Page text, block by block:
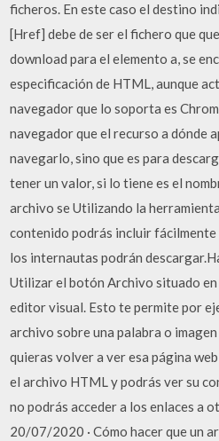
ficheros. En este caso el destino
[Href] debe de ser el fichero que
download para el elemento a, se
especificación de HTML, aunque
navegador que lo soporta es
navegador que el recurso a dónde
navegarlo, sino que es para
tener un valor, si lo tiene es el
archivo se Utilizando la
contenido podrás incluir
los internautas podrán
Utilizar el botón Archivo situado
editor visual. Esto te permite por
archivo sobre una palabra o
quieras volver a ver esa página
el archivo HTML y podrás ver su
no podrás acceder a los enlaces a
20/07/2020 · Cómo hacer que un